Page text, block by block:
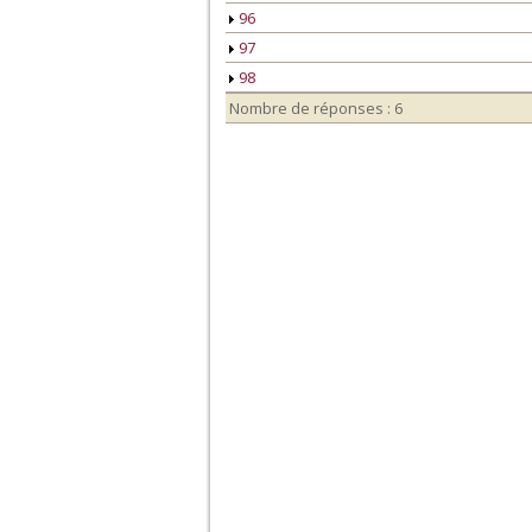
96
97
98
Nombre de réponses : 6